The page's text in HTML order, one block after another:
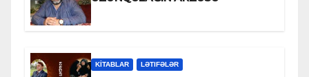
KİTABLAR LƏTIFƏLƏR